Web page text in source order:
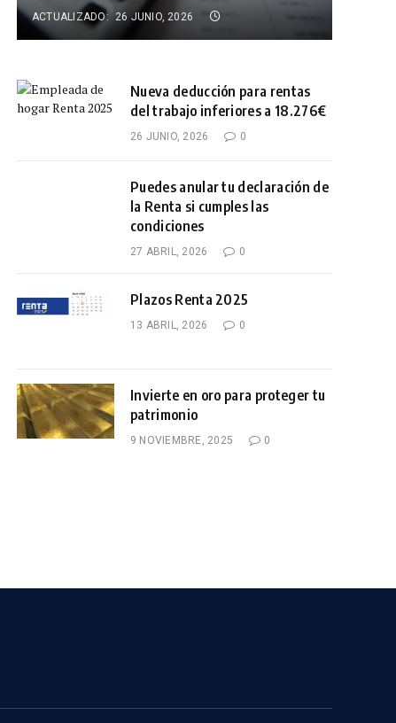
ACTUALIZADO: 26 JUNIO, 2026
Nueva deducción para rentas
del trabajo inferiores a 18.276€
26 JUNIO, 2026 0
Puedes anular tu declaración de
la Renta si cumples las
condiciones
27 ABRIL, 2026 0
Plazos Renta 2025
13 ABRIL, 2026 0
Invierte en oro para proteger tu
patrimonio
9 NOVIEMBRE, 2025 0